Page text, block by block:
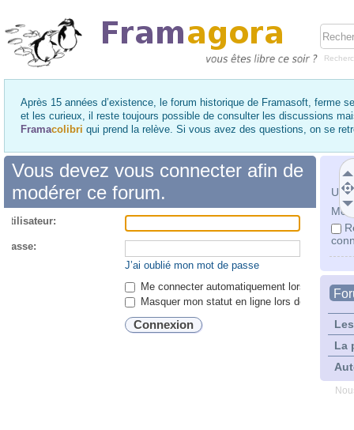
Après 15 années d’existence, le forum historique de Framasoft, ferme
et les curieux, il reste toujours possible de consulter les discussions
Framacolibri qui prend la relève. Si vous avez des questions, on se
Mot
La
Vous devez vous connecter afin de
modérer ce forum.
passe:
J’ai oublié mon mot de passe
Me connecter automatiquement lors de
Masquer mon statut en ligne lors de cette